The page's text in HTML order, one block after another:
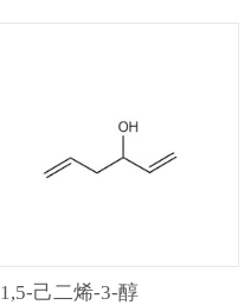
1,5-己二烯-3-醇